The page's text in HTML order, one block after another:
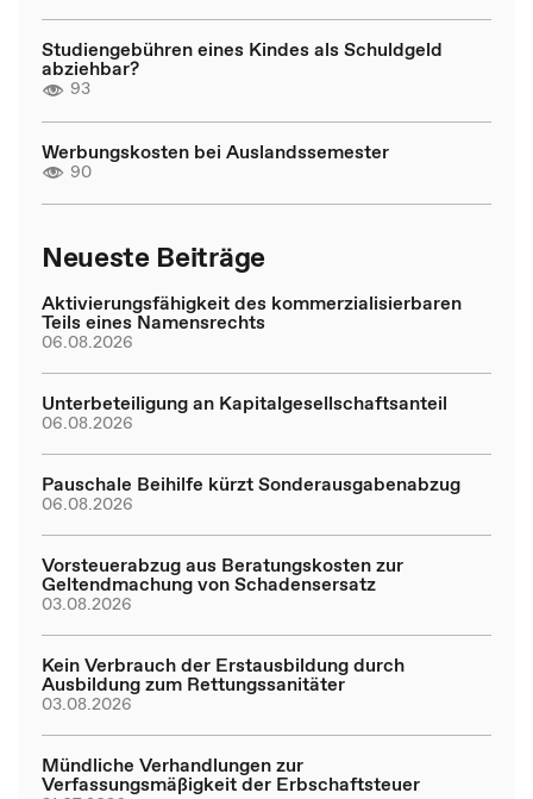
Studiengebühren eines Kindes als Schuldgeld
abziehbar?
93
Werbungskosten bei Auslandssemester
90
Neueste Beiträge
Aktivierungsfähigkeit des kommerzialisierbaren
Teils eines Namensrechts
06.08.2026
Unterbeteiligung an Kapitalgesellschaftsanteil
06.08.2026
Pauschale Beihilfe kürzt Sonderausgabenabzug
06.08.2026
Vorsteuerabzug aus Beratungskosten zur
Geltendmachung von Schadensersatz
03.08.2026
Kein Verbrauch der Erstausbildung durch
Ausbildung zum Rettungssanitäter
03.08.2026
Mündliche Verhandlungen zur
Verfassungsmäßigkeit der Erbschaftsteuer